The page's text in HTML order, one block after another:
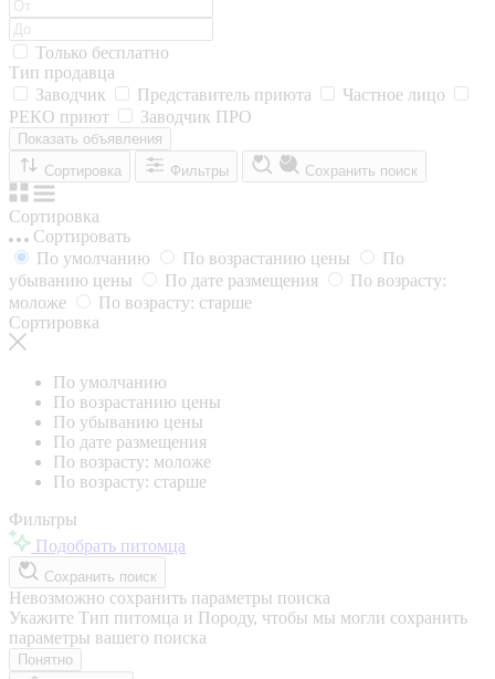
Только бесплатно
Тип продавца
Заводчик
Представитель приюта
Частное лицо
РЕКО приют
Заводчик ПРО
Показать объявления
Сортировка
Фильтры Сохранить поиск
Сортировка
Сортировать
По умолчанию
По возрастанию цены
По
убыванию цены
По дате размещения
По возрасту:
моложе
По возрасту: старше
Сортировка
По умолчанию
По возрастанию цены
По убыванию цены
По дате размещения
По возрасту: моложе
По возрасту: старше
Фильтры
Подобрать питомца
Сохранить поиск
Невозможно сохранить параметры поиска
Укажите Тип питомца и Породу, чтобы мы могли сохранить
параметры вашего поиска
Понятно